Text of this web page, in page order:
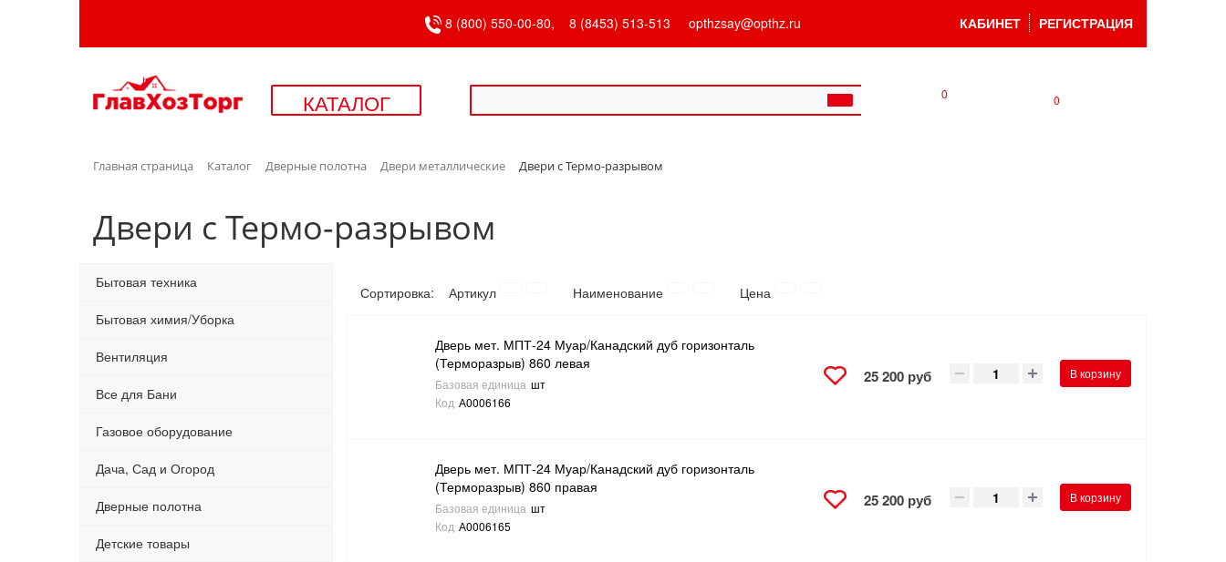
8 (800) 550-00-80, 8 (8453) 513-513 opthzsay@opthz.ru КАБИНЕТ РЕГИСТРАЦИЯ
КАТАЛОГ 0 0
Главная страница Каталог Дверные полотна Двери металлические Двери с Термо-разрывом
Двери с Термо-разрывом
Бытовая техника
Бытовая химия/Уборка
Вентиляция
Все для Бани
Газовое оборудование
Дача, Сад и Огород
Дверные полотна
Детские товары
Сортировка: Артикул Наименование Цена
Дверь мет. МПТ-24 Муар/Канадский дуб горизонталь
(Терморазрыв) 860 левая
Базовая единица шт
Код А0006166
25 200 руб В корзину
Дверь мет. МПТ-24 Муар/Канадский дуб горизонталь
(Терморазрыв) 860 правая
Базовая единица шт
Код А0006165
25 200 руб В корзину